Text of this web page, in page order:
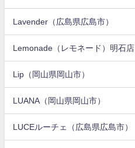
Lavender（広島県広島市）
Lemonade（レモネード）明石店
Lip（岡山県岡山市）
LUANA（岡山県岡山市）
LUCEルーチェ（広島県広島市）